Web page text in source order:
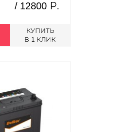
/ 12800 Р.
КУПИТЬ
В 1 КЛИК